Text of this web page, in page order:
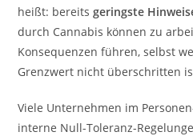
heißt: bereitsgeringste
durch Cannabis können zu
Konsequenzen führen, selbst
Grenzwert nicht überschritten
Viele Unternehmen im
interne Null-Toleranz-